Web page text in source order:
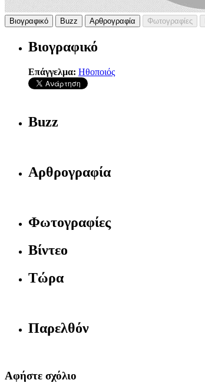
Βιογραφικό Buzz Αρθρογραφία Φωτογραφίες
Βιογραφικό
Επάγγελμα: Ηθοποιός
Buzz
Αρθρογραφία
Φωτογραφίες
Βίντεο
Τώρα
Παρελθόν
Αφήστε σχόλιο